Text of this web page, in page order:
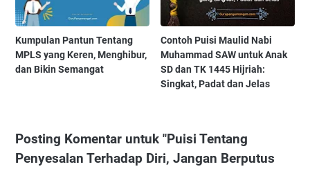
Kumpulan Pantun Tentang
MPLS yang Keren, Menghibur,
dan Bikin Semangat
Contoh Puisi Maulid Nabi
Muhammad SAW untuk Anak
SD dan TK 1445 Hijriah:
Singkat, Padat dan Jelas
Posting Komentar untuk "Puisi Tentang
Penyesalan Terhadap Diri, Jangan Berputus